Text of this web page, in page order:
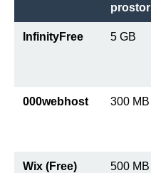
prostor
InfinityFree 5 GB
000webhost 300 MB
Wix (Free) 500 MB